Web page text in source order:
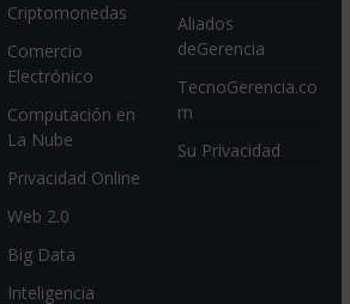
Criptomonedas
Comercio
Electrónico
Computación en
La Nube
Privacidad Online
Web 2.0
Big Data
Inteligencia
Aliados
deGerencia
TecnoGerencia.co
m
Su Privacidad